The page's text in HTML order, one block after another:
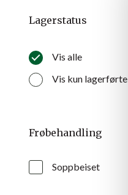
Lagerstatus
Vis alle
Vis kun lagerførte
Frøbehandling
Soppbeiset